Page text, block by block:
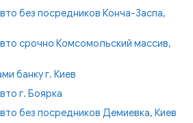
без посредников Конча-Заспа,
срочно Комсомольский массив,
банку г. Киев
г. Боярка
без посредников Демиевка, Киев